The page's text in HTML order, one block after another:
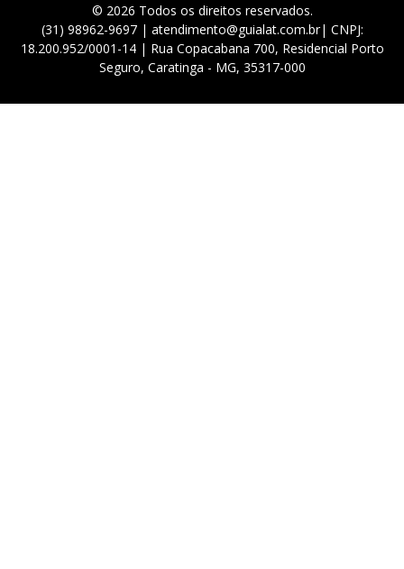
© 2026 Todos os direitos reservados.
(31) 98962-9697 | atendimento@guialat.com.br| CNPJ:
18.200.952/0001-14 | Rua Copacabana 700, Residencial Porto
Seguro, Caratinga - MG, 35317-000